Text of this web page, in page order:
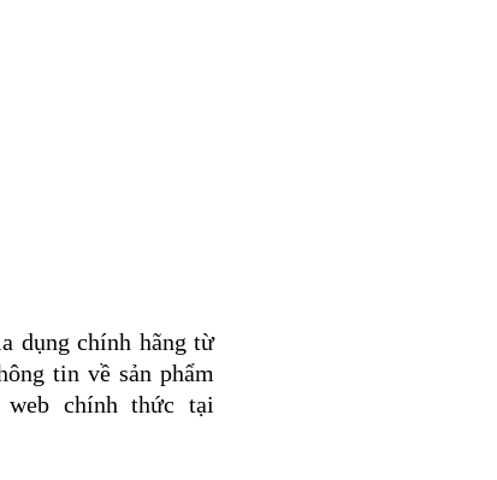
dụng chính hãng từ
tin về sản phẩm
chính thức tại